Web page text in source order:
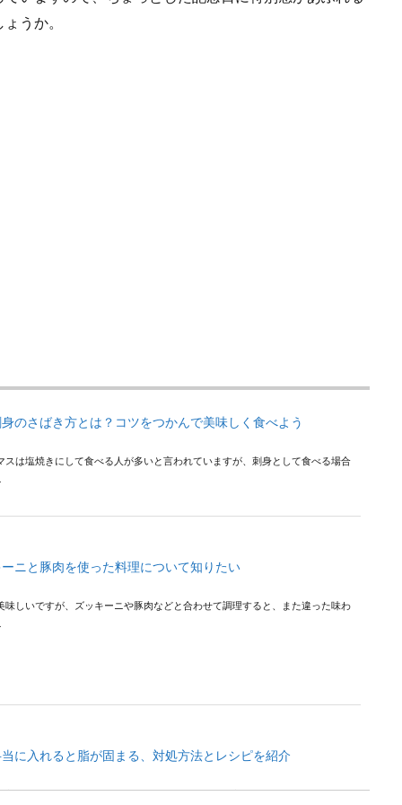
うか。
のさばき方とは？コツをつかんで美味しく食べよう
スは塩焼きにして食べる人が多いと言われていますが、刺身として食べる場合
ニと豚肉を使った料理について知りたい
味しいですが、ズッキーニや豚肉などと合わせて調理すると、また違った味わ
に入れると脂が固まる、対処方法とレシピを紹介
入れたいけれど脂が固まる、白くなるからなかなか入れることができない、そ